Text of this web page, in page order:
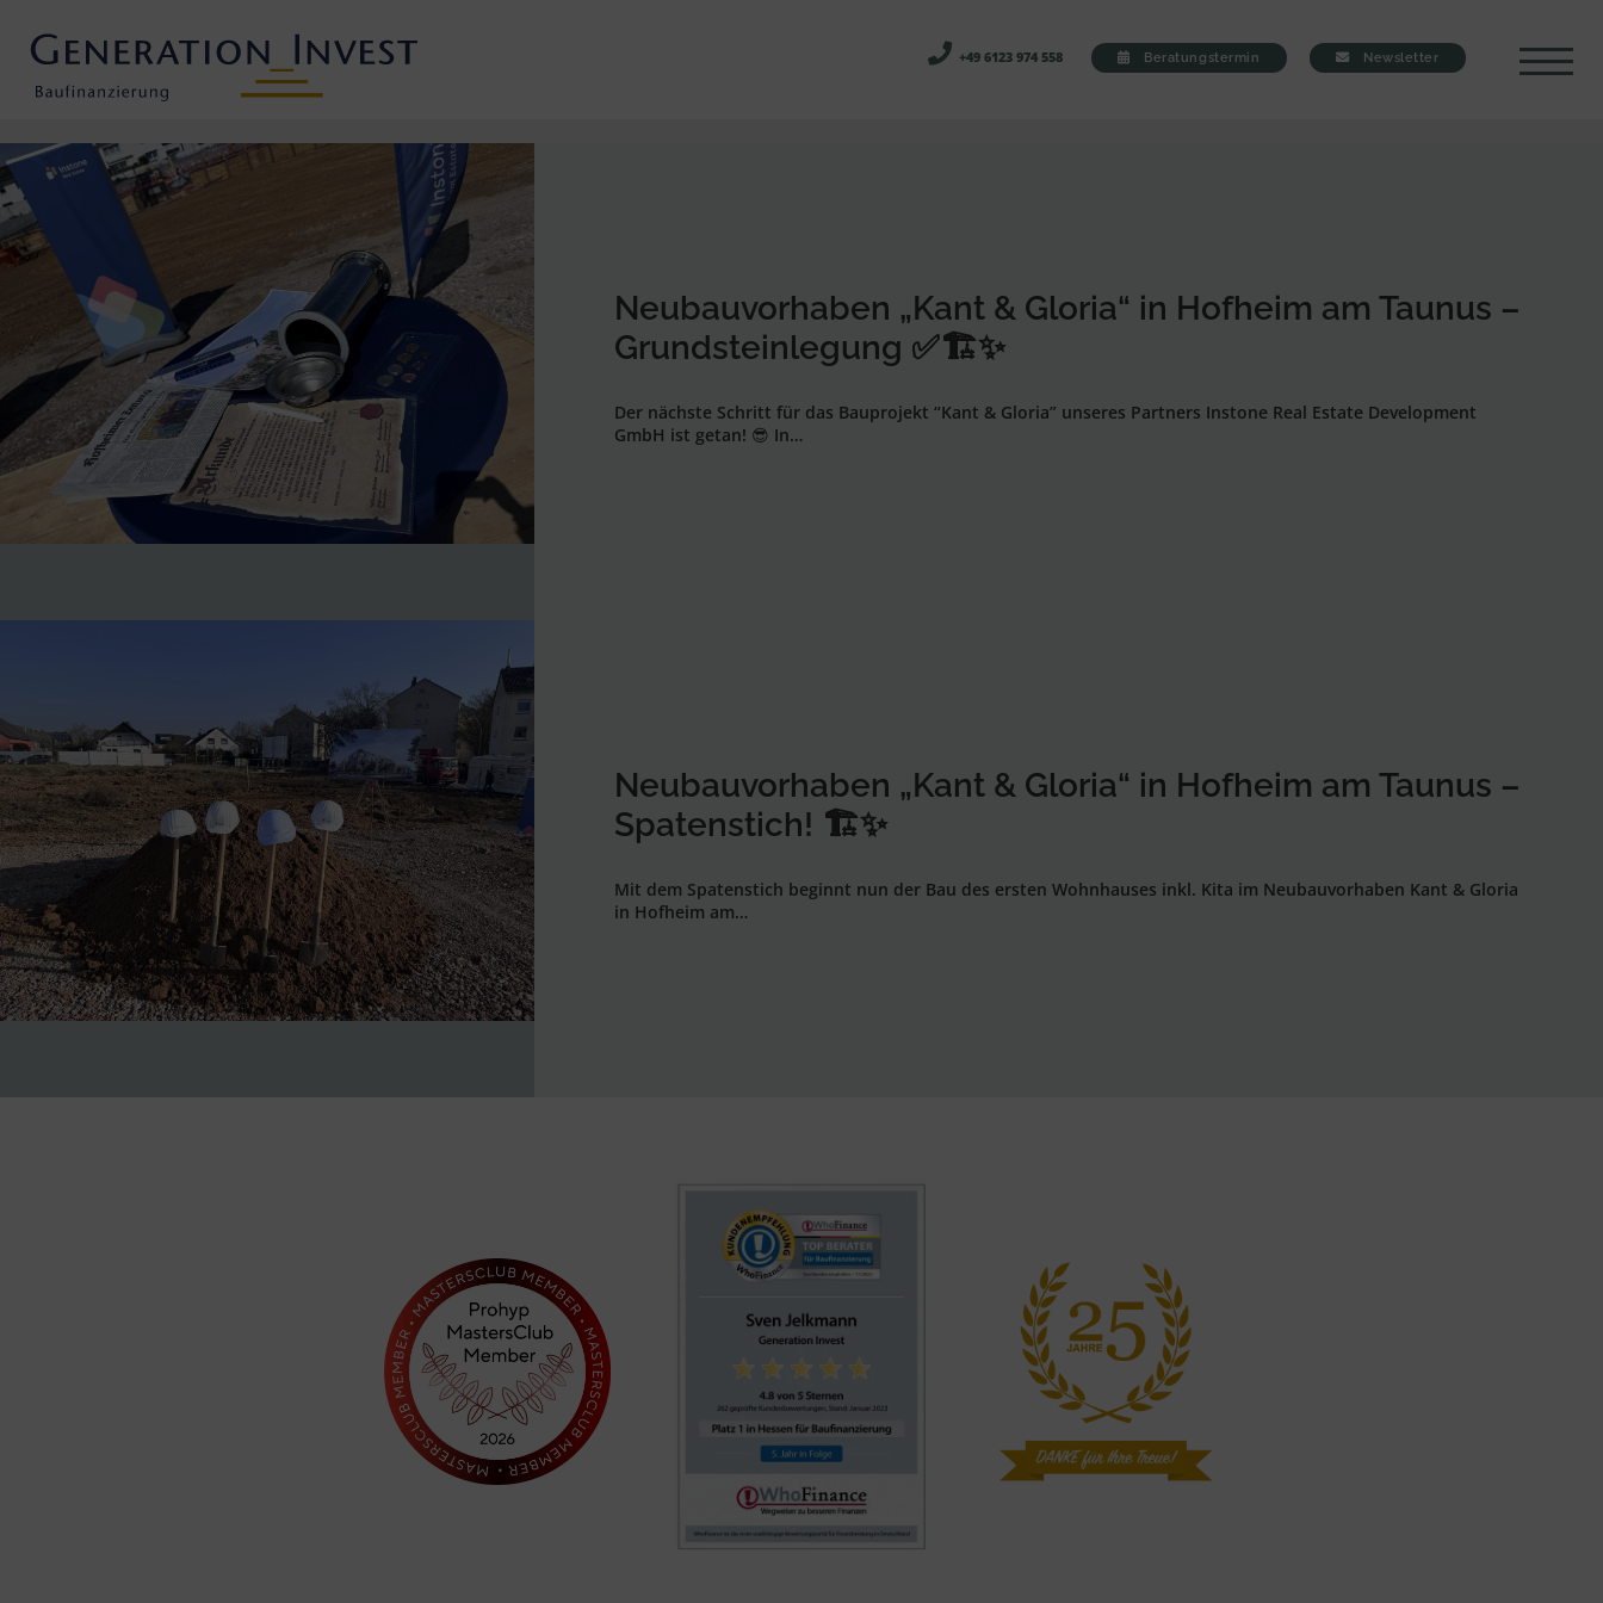
+49 6123 974 558 Beratungstermin Newsletter
Neubauvorhaben „Kant & Gloria“ in Hofheim am Taunus –
Grundsteinlegung ✅🏗️✨
Der nächste Schritt für das Bauprojekt “Kant & Gloria” unseres Partners Instone Real Estate Development
GmbH ist getan! 😎 In…
Neubauvorhaben „Kant & Gloria“ in Hofheim am Taunus –
Spatenstich! 🏗️✨
Mit dem Spatenstich beginnt nun der Bau des ersten Wohnhauses inkl. Kita im Neubauvorhaben Kant & Gloria
in Hofheim am…